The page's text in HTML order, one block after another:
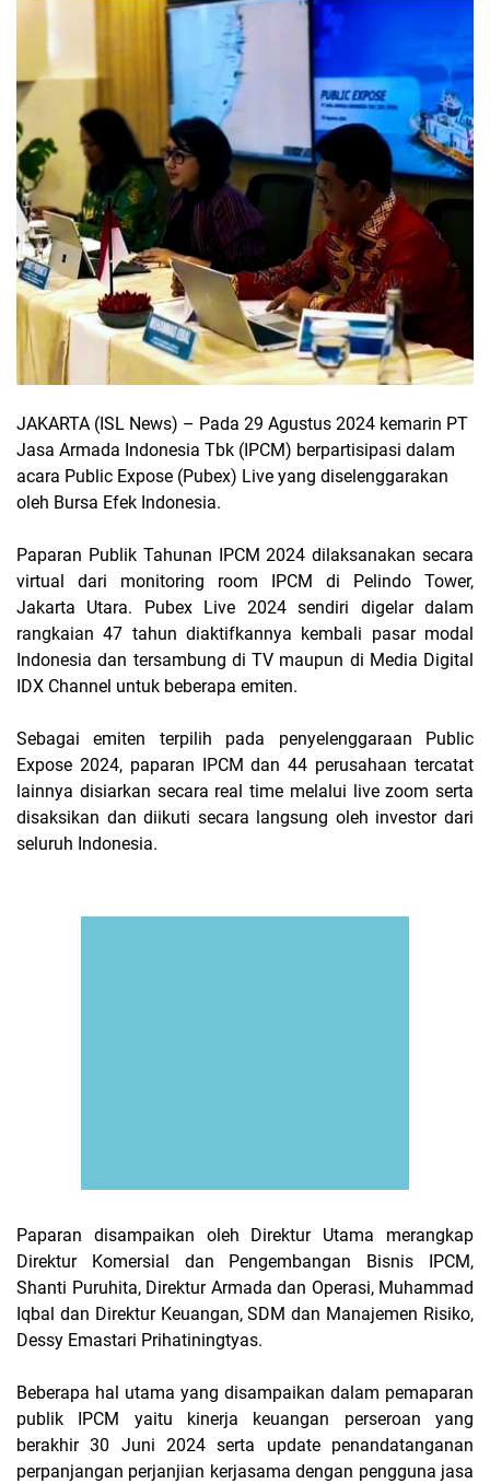
JAKARTA (ISL News) – Pada 29 Agustus 2024 kemarin PT
Jasa Armada Indonesia Tbk (IPCM) berpartisipasi dalam
acara Public Expose (Pubex) Live yang diselenggarakan
oleh Bursa Efek Indonesia.
Paparan Publik Tahunan IPCM 2024 dilaksanakan secara
virtual dari monitoring room IPCM di Pelindo Tower,
Jakarta Utara. Pubex Live 2024 sendiri digelar dalam
rangkaian 47 tahun diaktifkannya kembali pasar modal
Indonesia dan tersambung di TV maupun di Media Digital
IDX Channel untuk beberapa emiten.
Sebagai emiten terpilih pada penyelenggaraan Public
Expose 2024, paparan IPCM dan 44 perusahaan tercatat
lainnya disiarkan secara real time melalui live zoom serta
disaksikan dan diikuti secara langsung oleh investor dari
seluruh Indonesia.
Paparan disampaikan oleh Direktur Utama merangkap
Direktur Komersial dan Pengembangan Bisnis IPCM,
Shanti Puruhita, Direktur Armada dan Operasi, Muhammad
Iqbal dan Direktur Keuangan, SDM dan Manajemen Risiko,
Dessy Emastari Prihatiningtyas.
Beberapa hal utama yang disampaikan dalam pemaparan
publik IPCM yaitu kinerja keuangan perseroan yang
berakhir 30 Juni 2024 serta update penandatanganan
perpanjangan perjanjian kerjasama dengan pengguna jasa